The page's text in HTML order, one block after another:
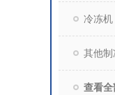
冷冻机
其他制
查看